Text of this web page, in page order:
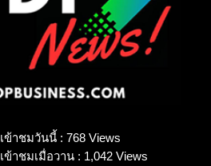
เข้าชมวันนี้ : 768 Views
เข้าชมเมื่อวาน : 1,042 Views